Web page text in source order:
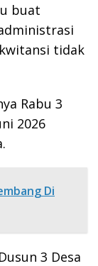
buat
tidak
Rabu 3
2026
Di
3 Desa